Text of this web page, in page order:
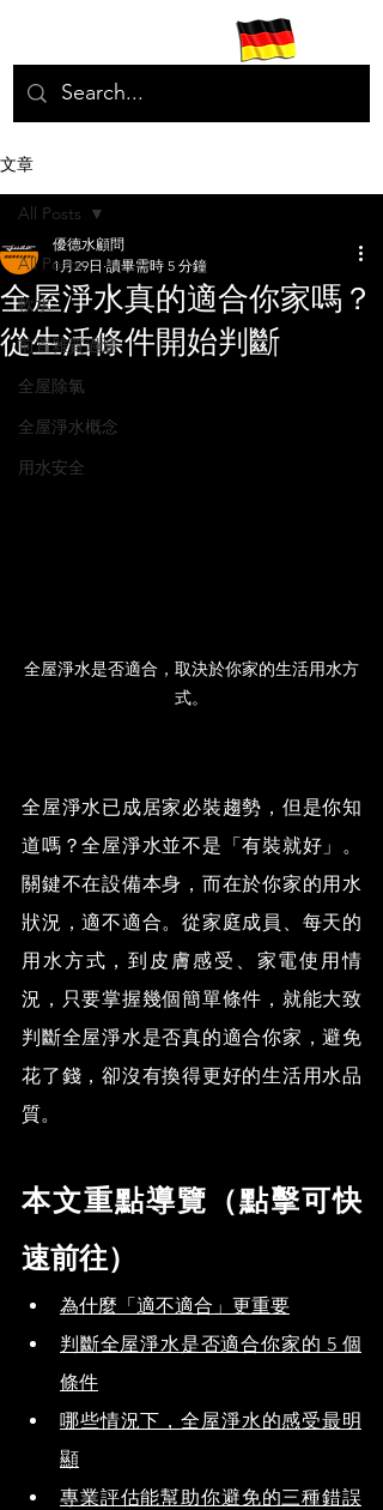
文章
All Posts
軟水
前置雜質過濾
全屋除氯
全屋淨水概念
用水安全
All Posts
全屋淨水真的適合你家嗎？
從生活條件開始判斷
優德水顧問
1月29日 讀畢需時 5 分鐘
全屋淨水是否適合，取決於你家的生活用水方
式。
全屋淨水已成居家必裝趨勢，但是你知
道嗎？全屋淨水並不是「有裝就好」。
關鍵不在設備本身，而在於你家的用水
狀況，適不適合。從家庭成員、每天的
用水方式，到皮膚感受、家電使用情
況，只要掌握幾個簡單條件，就能大致
判斷全屋淨水是否真的適合你家，避免
花了錢，卻沒有換得更好的生活用水品
質。
本文重點導覽（點擊可快
速前往）
為什麼「適不適合」更重要
判斷全屋淨水是否適合你家的 5 個
條件
哪些情況下，全屋淨水的感受最明
顯
專業評估能幫助你避免的三種錯誤